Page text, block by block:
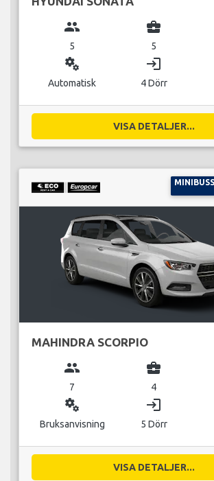
group
5
business_center
5
miscellaneous_services
Automatisk
login
4 Dörr
VISA DETALJER...
MAHINDRA SCORPIO
group
7
business_center
4
miscellaneous_services
Bruksanvisning
login
5 Dörr
VISA DETALJER...